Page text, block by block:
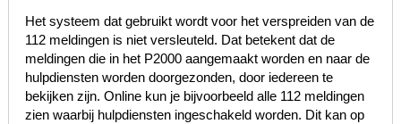
Het systeem dat gebruikt wordt voor het verspreiden van de
112 meldingen is niet versleuteld. Dat betekent dat de
meldingen die in het P2000 aangemaakt worden en naar de
hulpdiensten worden doorgezonden, door iedereen te
bekijken zijn. Online kun je bijvoorbeeld alle 112 meldingen
zien waarbij hulpdiensten ingeschakeld worden. Dit kan op